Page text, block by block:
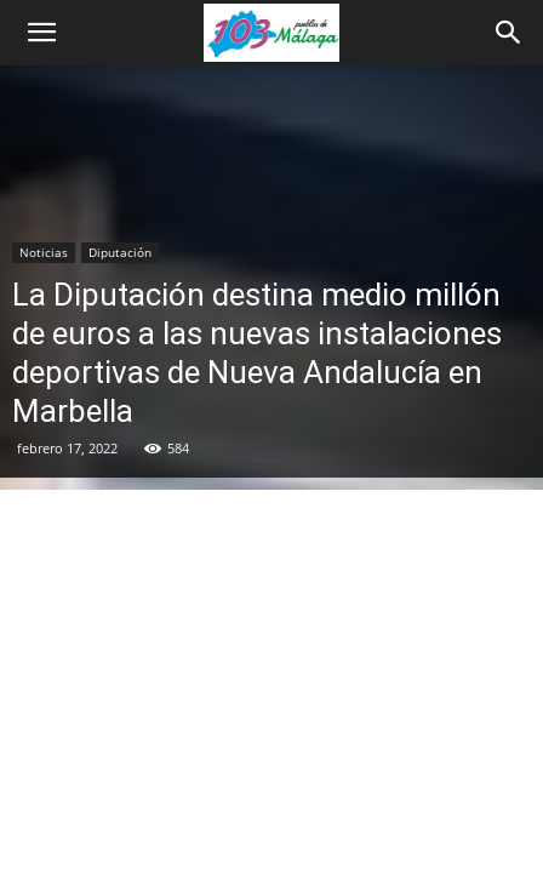
Noticias Diputación
La Diputación destina medio millón
de euros a las nuevas instalaciones
deportivas de Nueva Andalucía en
Marbella
febrero 17, 2022 584